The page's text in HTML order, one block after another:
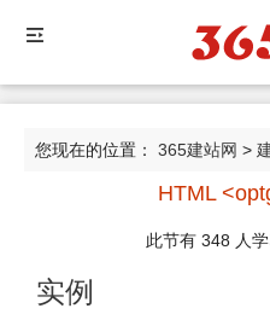
您现在的位置： 365建站网 >
HTML
此节有 348 人
实例